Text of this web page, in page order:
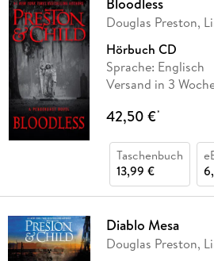
Douglas Preston,
Hörbuch CD
Sprache: Englisch
Versand in 3
42,50 €*
Taschenbuch
13,99 €
Diablo Mesa
Douglas Preston,